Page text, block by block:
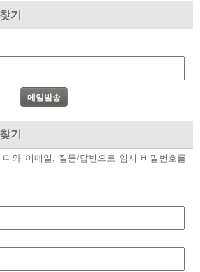
기
기
와 이메일, 질문/답변으로 임시 비밀번호를